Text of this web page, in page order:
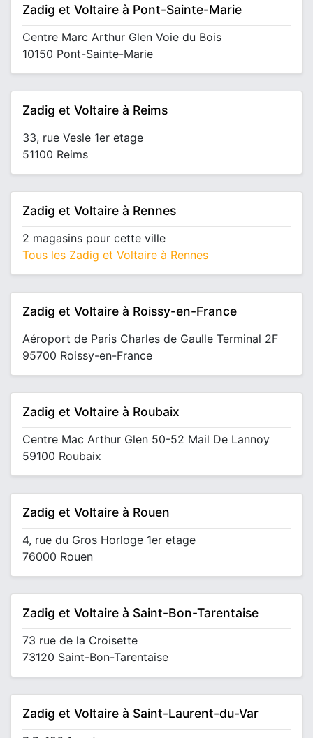
Zadig et Voltaire à Pont-Sainte-Marie
Centre Marc Arthur Glen Voie du Bois
10150 Pont-Sainte-Marie
Zadig et Voltaire à Reims
33, rue Vesle 1er etage
51100 Reims
Zadig et Voltaire à Rennes
2 magasins pour cette ville
Tous les Zadig et Voltaire à Rennes
Zadig et Voltaire à Roissy-en-France
Aéroport de Paris Charles de Gaulle Terminal 2F
95700 Roissy-en-France
Zadig et Voltaire à Roubaix
Centre Mac Arthur Glen 50-52 Mail De Lannoy
59100 Roubaix
Zadig et Voltaire à Rouen
4, rue du Gros Horloge 1er etage
76000 Rouen
Zadig et Voltaire à Saint-Bon-Tarentaise
73 rue de la Croisette
73120 Saint-Bon-Tarentaise
Zadig et Voltaire à Saint-Laurent-du-Var